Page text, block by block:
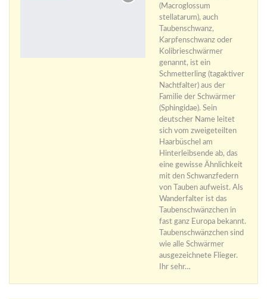
(Macroglossum
stellatarum), auch
Taubenschwanz,
Karpfenschwanz oder
Kolibrieschwärmer
genannt, ist ein
Schmetterling (tagaktiver
Nachtfalter) aus der
Familie der Schwärmer
(Sphingidae). Sein
deutscher Name leitet
sich vom zweigeteilten
Haarbüschel am
Hinterleibsende ab, das
eine gewisse Ähnlichkeit
mit den Schwanzfedern
von Tauben aufweist. Als
Wanderfalter ist das
Taubenschwänzchen in
fast ganz Europa bekannt.
Taubenschwänzchen sind
wie alle Schwärmer
ausgezeichnete Flieger.
Ihr sehr…